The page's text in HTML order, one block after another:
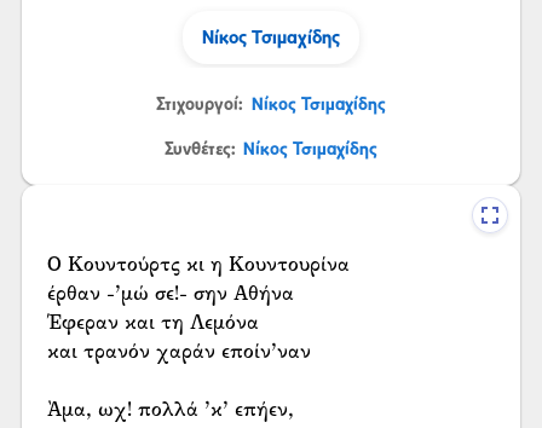
Νίκος Τσιμαχίδης
Στιχουργοί: Νίκος Τσιμαχίδης
Συνθέτες: Νίκος Τσιμαχίδης
Ο Κουντούρτς κι η Κουντουρίνα
έρθαν -’μώ σε!- σην Αθήνα
Έφεραν και τη Λεμόνα
και τρανόν χαράν εποίν’ναν
Ὰμα, ωχ! πολλά ’κ’ επήεν,